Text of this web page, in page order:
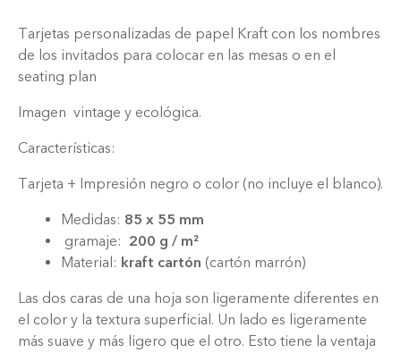
Tarjetas personalizadas de papel Kraft con los nombres
de los invitados para colocar en las mesas o en el
seating plan
Imagen vintage y ecológica.
Características:
Tarjeta + Impresión negro o color (no incluye el blanco).
Medidas: 85 x 55 mm
gramaje: 200 g / m²
Material: kraft cartón (cartón marrón)
Las dos caras de una hoja son ligeramente diferentes en
el color y la textura superficial. Un lado es ligeramente
más suave y más ligero que el otro. Esto tiene la ventaja